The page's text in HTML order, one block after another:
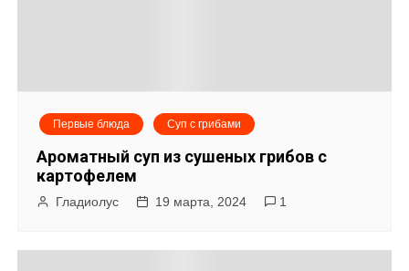
Первые блюда Суп с грибами
Ароматный суп из сушеных грибов с
картофелем
Гладиолус 19 марта, 2024 1